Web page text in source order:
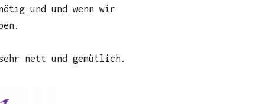
und und wenn wir
nett und gemütlich.